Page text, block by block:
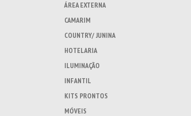
ÁREA EXTERNA
CAMARIM
COUNTRY/ JUNINA
HOTELARIA
ILUMINAÇÃO
INFANTIL
KITS PRONTOS
MÓVEIS